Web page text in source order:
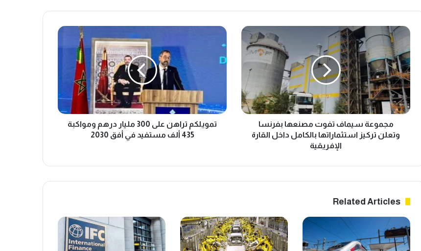
م
م
و
ع
ة
س
ي
م
و
ن
ع
ه
ا
ب
مجموعة سيماف تفوت مصنعها بفرنسا
وتعلن تركيز استثماراتها بالكامل داخل القارة
الإفريقية
ت
ي
ت
ر
ل
م
ل
ي
ا
تمويلكم تراهن على 300 مليار درهم ومواكبة
435 ألف مستفيد في أفق 2030
Related Articles